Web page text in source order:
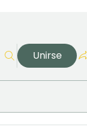
Unirse